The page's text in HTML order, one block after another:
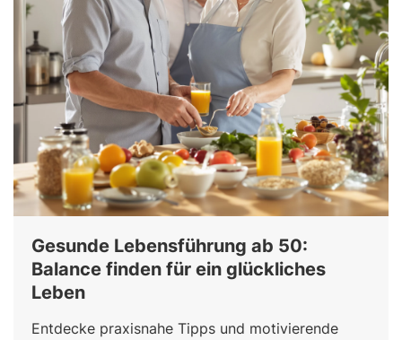
Gesunde Lebensführung ab 50:
Balance finden für ein glückliches
Leben
Entdecke praxisnahe Tipps und motivierende